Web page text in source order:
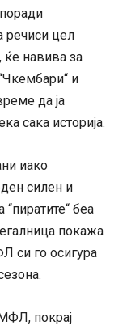
речиси цел
ќе навива за
и
да ја
сака историја.
иако
силен и
беа
покажа
си го осигура
покрај